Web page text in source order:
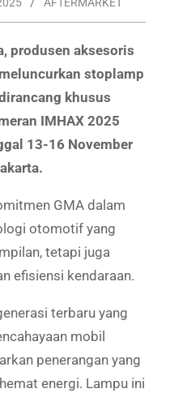
AFTERMARKET
produsen aksesoris
stoplamp
khusus
IMHAX 2025
13-16 November
GMA dalam
otomotif yang
tetapi juga
efisiensi kendaraan.
terbaru yang
mobil
penerangan yang
energi. Lampu ini